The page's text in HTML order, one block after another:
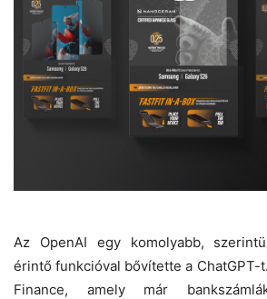
Az OpenAI egy komolyabb,
érintő funkcióval bővítette a ChatGPT-
Finance, amely már